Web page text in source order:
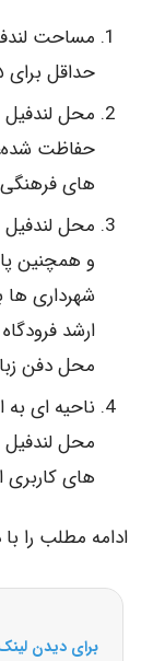
مساحت
حداقل برای ۲۵-۲۰ سال لازم است.
حفاظت شده،
های
و همچنین
شهرداری
ارشد
محل دفن
محل لندفیل
های
ادامه مطلب را
برای دیدن